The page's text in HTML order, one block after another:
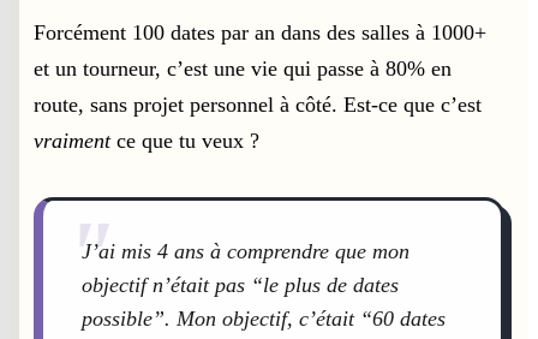
Forcément 100 dates par an dans des salles à 1000+
et un tourneur, c’est une vie qui passe à 80% en
route, sans projet personnel à côté. Est-ce que c’est
vraimentce que tu veux ?
"
J’ai mis 4 ans à comprendre que mon
objectif n’était pas “le plus de dates
possible”. Mon objectif, c’était “60 dates